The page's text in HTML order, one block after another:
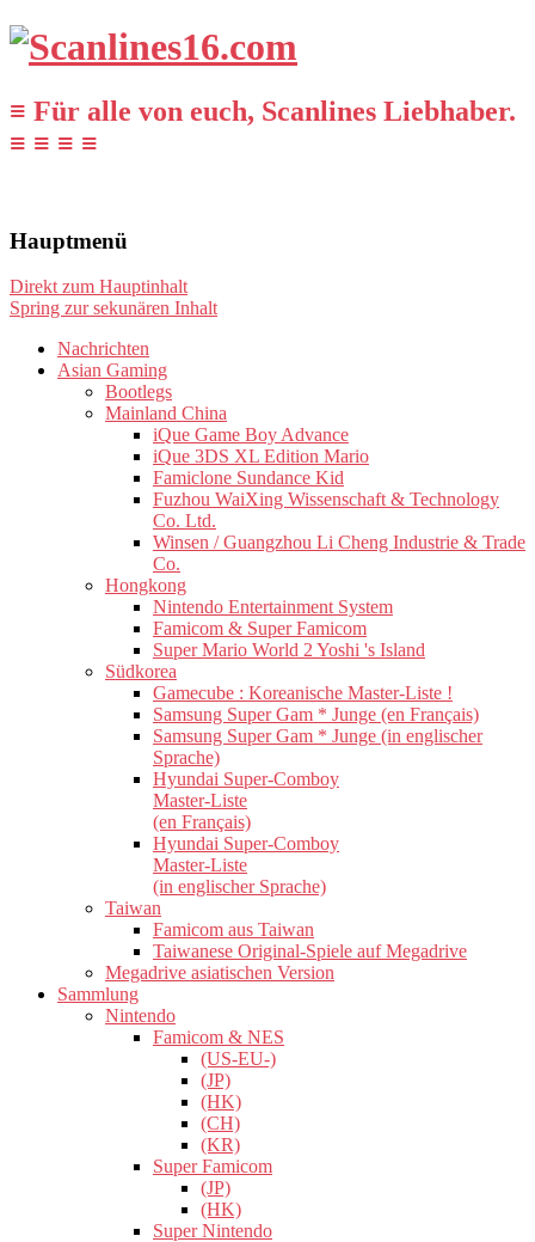
≡ Für alle von euch, Scanlines Liebhaber.
≡ ≡ ≡ ≡
Hauptmenü
Direkt zum Hauptinhalt
Spring zur sekunären Inhalt
Nachrichten
Asian Gaming
Bootlegs
Mainland China
iQue Game Boy Advance
iQue 3DS XL Edition Mario
Famiclone Sundance Kid
Fuzhou WaiXing Wissenschaft & Technology
Co. Ltd.
Winsen / Guangzhou Li Cheng Industrie & Trade
Co.
Hongkong
Nintendo Entertainment System
Famicom & Super Famicom
Super Mario World 2 Yoshi 's Island
Südkorea
Gamecube : Koreanische Master-Liste !
Samsung Super Gam * Junge (en Français)
Samsung Super Gam * Junge (in englischer
Sprache)
Hyundai Super-Comboy
Master-Liste
(en Français)
Hyundai Super-Comboy
Master-Liste
(in englischer Sprache)
Taiwan
Famicom aus Taiwan
Taiwanese Original-Spiele auf Megadrive
Megadrive asiatischen Version
Sammlung
Nintendo
Famicom & NES
(US-EU-)
(JP)
(HK)
(CH)
(KR)
Super Famicom
(JP)
(HK)
Super Nintendo